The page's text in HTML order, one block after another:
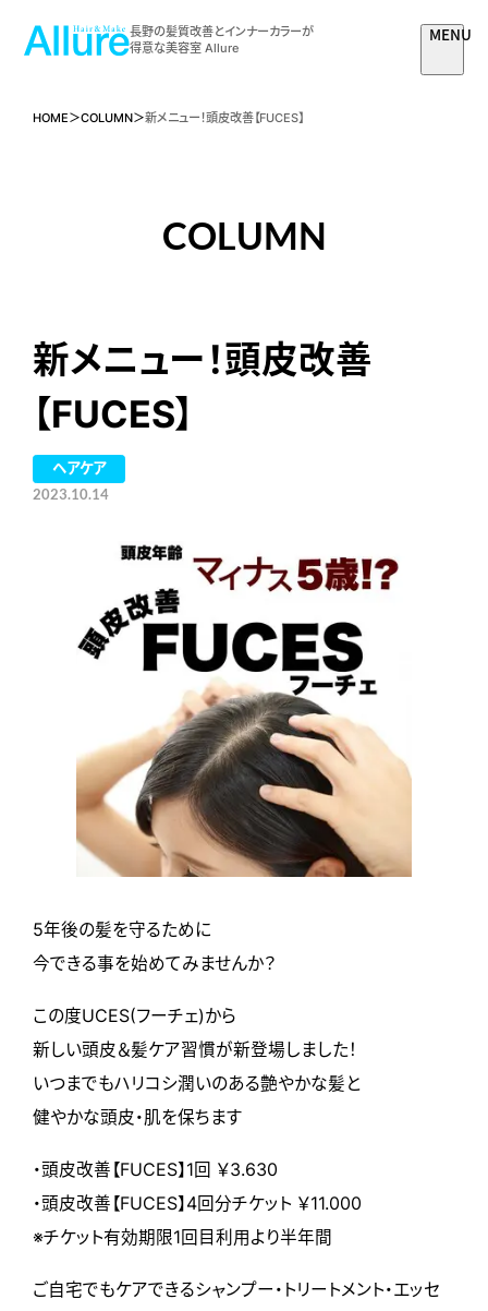
長野の髪質改善とインナーカラーが
得意な美容室 Allure
MENU
HOME COLUMN 新メニュー！頭皮改善【FUCES】
COLUMN
新メニュー！頭皮改善
【FUCES】
ヘアケア
2023.10.14
5年後の髪を守るために
今できる事を始めてみませんか？
この度UCES(フーチェ)から
新しい頭皮＆髪ケア習慣が新登場しました！
いつまでもハリコシ潤いのある艶やかな髪と
健やかな頭皮・肌を保ちます
・頭皮改善【FUCES】1回 ￥3.630
・頭皮改善【FUCES】4回分チケット ￥11.000
※チケット有効期限1回目利用より半年間
ご自宅でもケアできるシャンプー・トリートメント・エッセ